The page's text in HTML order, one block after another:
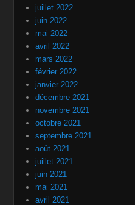
juillet 2022
juin 2022
mai 2022
avril 2022
mars 2022
février 2022
janvier 2022
décembre 2021
novembre 2021
octobre 2021
septembre 2021
août 2021
juillet 2021
juin 2021
mai 2021
avril 2021